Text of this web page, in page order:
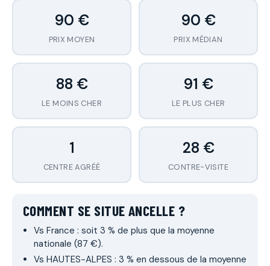
90 €
PRIX MOYEN
90 €
PRIX MÉDIAN
88 €
LE MOINS CHER
91 €
LE PLUS CHER
1
CENTRE AGRÉÉ
28 €
CONTRE-VISITE
COMMENT SE SITUE ANCELLE ?
Vs France : soit 3 % de plus que la moyenne
nationale (87 €).
Vs HAUTES-ALPES : 3 % en dessous de la moyenne